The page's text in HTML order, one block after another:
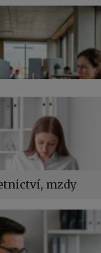
mzdy
v práci na straně
rodičovské
a zdravotní